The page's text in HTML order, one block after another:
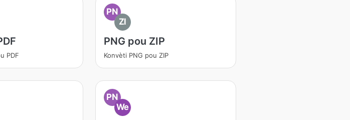
PDF
PN
ZI
PNG pou ZIP
Konvèti PNG pou ZIP
PN
We